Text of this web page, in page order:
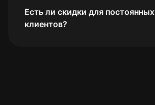
Есть ли скидки для постоянных
клиентов?